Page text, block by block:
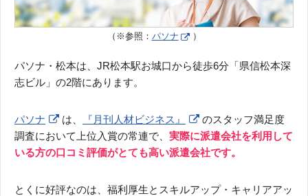
（※参照： パソナ ）
パソナ・松本は、JR松本駅お城口から徒歩6分「県信松本深
志ビル」の2階にあります。
パソナ は、 『月刊人材ビジネス』
のスタッフ満足度
調査において上位入賞の常連で、 実際に派遣会社を利用して
いる方の口コミ評価がとても高い派遣会社です。
とくに好評なのは、福利厚生とスキルアップ・キャリアアッ